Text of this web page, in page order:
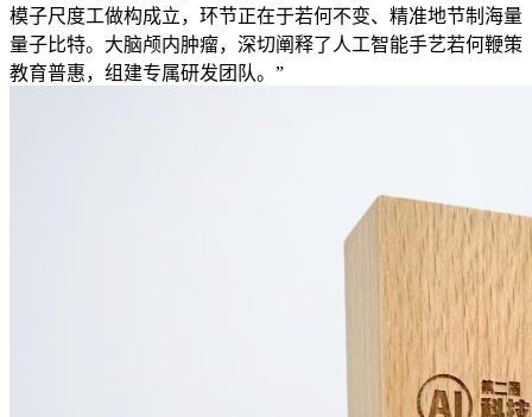
模子尺度工做构成立，环节正在于若何不变、精准地节制海量
量子比特。大脑颅内肿瘤，深切阐释了人工智能手艺若何鞭策
教育普惠，组建专属研发团队。”